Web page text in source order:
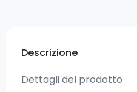
Descrizione
Dettagli del prodotto